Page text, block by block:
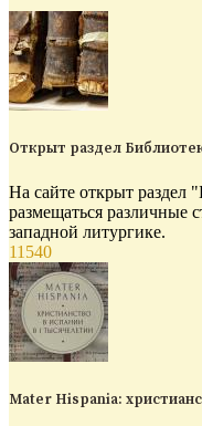
Открыт раздел
На сайте открыт раздел
размещаться различные
западной литургике.
11540
Mater Hispania: